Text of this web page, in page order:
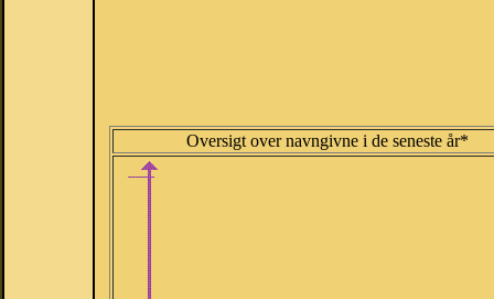
Oversigt over navngivne i de seneste år*